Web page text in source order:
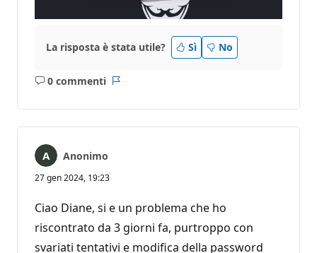
La risposta è stata utile? Sì No
0 commenti
Nessun
Anonimo
27 gen 2024, 19:23
Ciao Diane, si e un problema che ho
riscontrato da 3 giorni fa, purtroppo con
svariati tentativi e modifica della password